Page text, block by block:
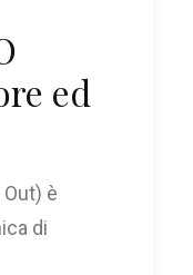
ed
è
di